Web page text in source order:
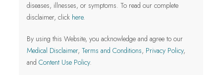
diseases, illnesses, or symptoms. To read our complete
disclaimer, click here.
By using this Website, you acknowledge and agree to our
Medical Disclaimer,Terms and Conditions, Privacy Policy,
andContent Use Policy.